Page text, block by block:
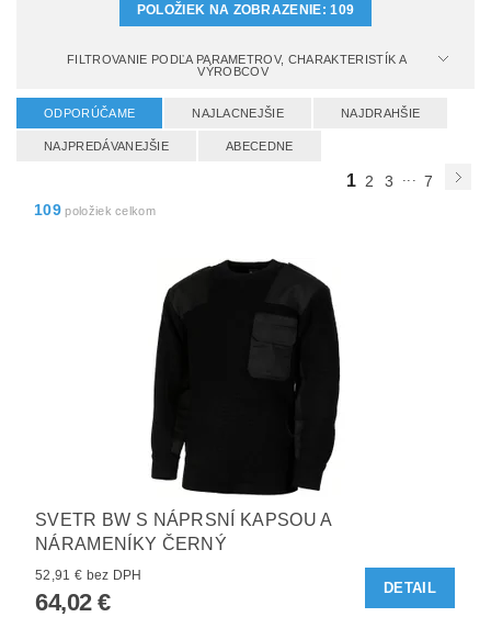
POLOŽIEK NA ZOBRAZENIE:109
FILTROVANIE PODĽA PARAMETROV, CHARAKTERISTÍK A
VÝROBCOV
ODPORÚČAME NAJLACNEJŠIE NAJDRAHŠIE
NAJPREDÁVANEJŠIE ABECEDNE
1 2 3 ... 7
109položiek celkom
SVETR BW S NÁPRSNÍ KAPSOU A
NÁRAMENÍKY ČERNÝ
52,91 € bez DPH
64,02 €
DETAIL